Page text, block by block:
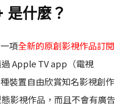
什麼？
項全新的原創影視作品訂閱
過 Apple TV app（電視
裝置自由欣賞知名影視創作
影視作品，而且不會有廣告